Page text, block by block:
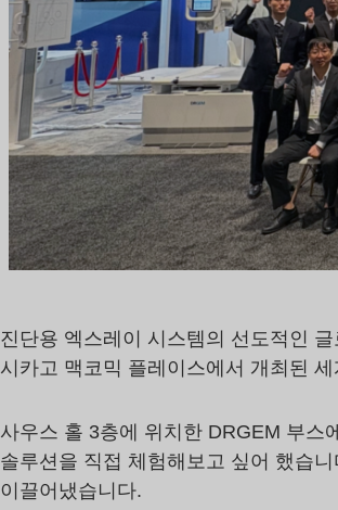
진단용 엑스레이 시스템의 선도적인
시카고 맥코믹 플레이스에서 개최된
사우스 홀 3층에 위치한 DRGEM 부스
솔루션을 직접 체험해보고 싶어 했습
이끌어냈습니다.